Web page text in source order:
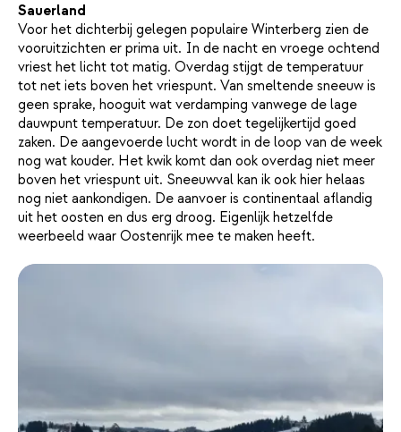
Sauerland
Voor het dichterbij gelegen populaire Winterberg zien de
vooruitzichten er prima uit. In de nacht en vroege ochtend
vriest het licht tot matig. Overdag stijgt de temperatuur
tot net iets boven het vriespunt. Van smeltende sneeuw is
geen sprake, hooguit wat verdamping vanwege de lage
dauwpunt temperatuur. De zon doet tegelijkertijd goed
zaken. De aangevoerde lucht wordt in de loop van de week
nog wat kouder. Het kwik komt dan ook overdag niet meer
boven het vriespunt uit. Sneeuwval kan ik ook hier helaas
nog niet aankondigen. De aanvoer is continentaal aflandig
uit het oosten en dus erg droog. Eigenlijk hetzelfde
weerbeeld waar Oostenrijk mee te maken heeft.